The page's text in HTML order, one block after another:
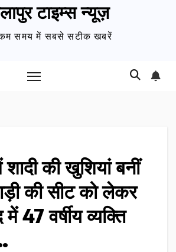
टाइम्स न्यूज़
समय में सबसे सटीक खबरें
शादी की खुशियां बनीं
की सीट को लेकर
में 47 वर्षीय व्यक्ति